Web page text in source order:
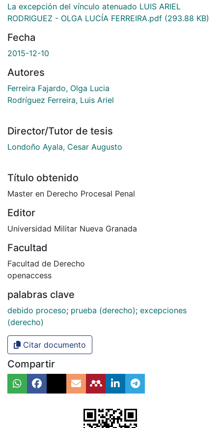
La excepción del vínculo atenuado LUIS ARIEL
RODRIGUEZ - OLGA LUCÍA FERREIRA.pdf (293.88 KB)
Fecha
2015-12-10
Autores
Ferreira Fajardo, Olga Lucia
Rodríguez Ferreira, Luis Ariel
Director/Tutor de tesis
Londoño Ayala, Cesar Augusto
Título obtenido
Master en Derecho Procesal Penal
Editor
Universidad Militar Nueva Granada
Facultad
Facultad de Derecho
openaccess
palabras clave
debido proceso; prueba (derecho); excepciones
(derecho)
Citar documento
Compartir